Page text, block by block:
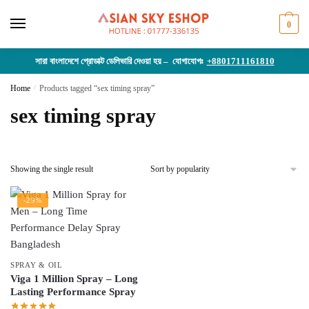
0
সারা বাংলাদেশে প্রোডাক্ট ডেলিভারি দেওয়া হয় – যোগাযোগঃ +8801711161810
Home / Products tagged “sex timing spray”
sex timing spray
Showing the single result
-29%
SPRAY & OIL
Viga 1 Million Spray – Long
Lasting Performance Spray